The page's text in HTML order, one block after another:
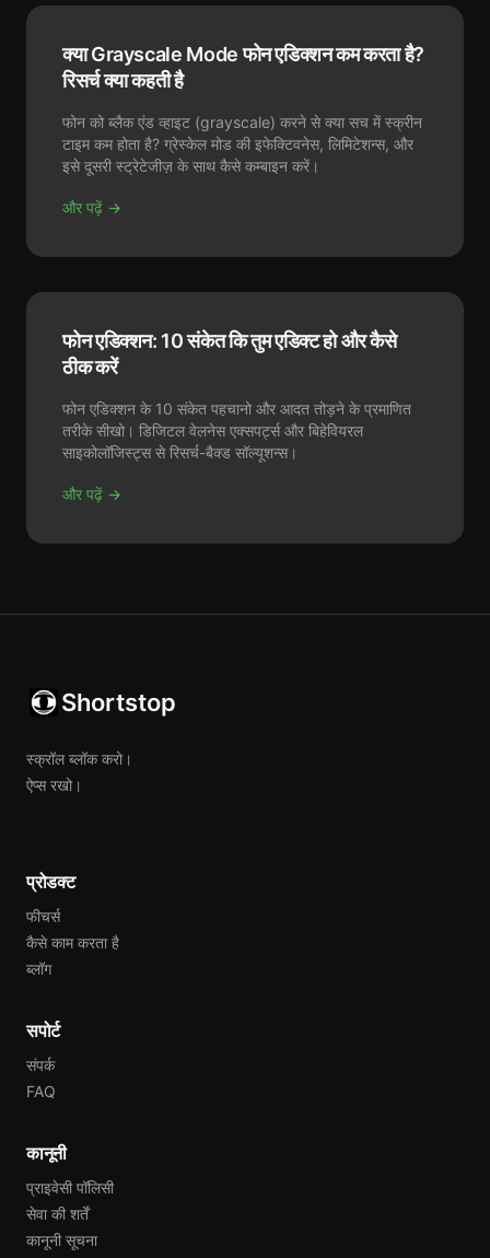
क्या Grayscale Mode फोन एडिक्शन कम करता है?
रिसर्च क्या कहती है
फोन को ब्लैक एंड व्हाइट (grayscale) करने से क्या सच में स्क्रीन
टाइम कम होता है? ग्रेस्केल मोड की इफेक्टिवनेस, लिमिटेशन्स, और
इसे दूसरी स्ट्रेटेजीज़ के साथ कैसे कम्बाइन करें।
और पढ़ें →
फोन एडिक्शन: 10 संकेत कि तुम एडिक्ट हो और कैसे
ठीक करें
फोन एडिक्शन के 10 संकेत पहचानो और आदत तोड़ने के प्रमाणित
तरीके सीखो। डिजिटल वेलनेस एक्सपर्ट्स और बिहेवियरल
साइकोलॉजिस्ट्स से रिसर्च-बैक्ड सॉल्यूशन्स।
और पढ़ें →
Shortstop
स्क्रॉल ब्लॉक करो।
ऐप्स रखो।
प्रोडक्ट
फीचर्स
कैसे काम करता है
ब्लॉग
सपोर्ट
संपर्क
FAQ
कानूनी
प्राइवेसी पॉलिसी
सेवा की शर्तें
कानूनी सूचना